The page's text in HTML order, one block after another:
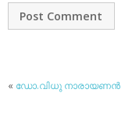
« ഡോ.വിധു നാരായണന്‍